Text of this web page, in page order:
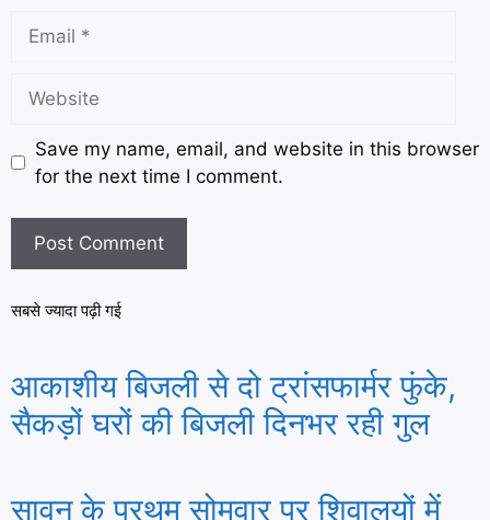
Save my name, email, and website in this browser
for the next time I comment.
सबसे ज्यादा पढ़ी गई
आकाशीय बिजली से दो ट्रांसफार्मर फुंके,
सैकड़ों घरों की बिजली दिनभर रही गुल
सावन के प्रथम सोमवार पर शिवालयों में